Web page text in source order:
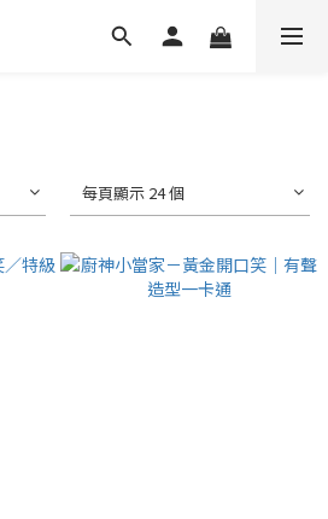
每頁顯示 24 個